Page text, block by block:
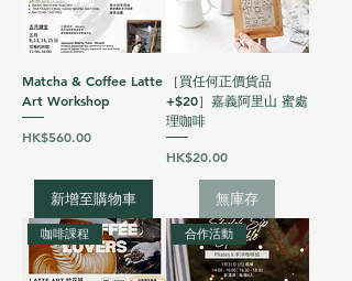
Matcha & Coffee Latte
Art Workshop
價格
HK$560.00
新增至購物車
［買任何正價貨品
+$20］嘉義阿里山 蜜處
理咖啡
價格
HK$20.00
無庫存
咖啡課程 合作活動